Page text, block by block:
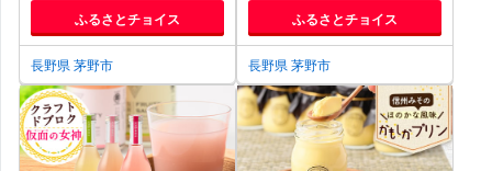
ふるさとチョイス
長野県 茅野市
ふるさとチョイス
長野県 茅野市